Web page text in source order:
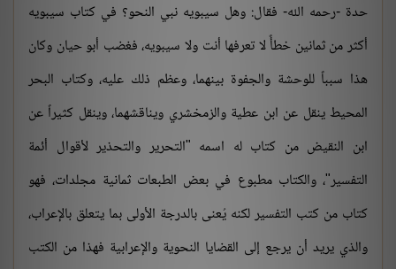
حدة -رحمه الله- فقال: وهل سيبويه نبي النحو؟ في كتاب سيبويه
أكثر من ثمانين خطأً لا تعرفها أنت ولا سيبويه، فغضب أبو حيان وكان
هذا سبباً للوحشة والجفوة بينهما، وعظم ذلك عليه، وكتاب البحر
المحيط ينقل عن ابن عطية والزمخشري ويناقشهما، وينقل كثيراً عن
ابن النقيض من كتاب له اسمه "التحرير والتحذير لأقوال أئمة
التفسير"، والكتاب مطبوع في بعض الطبعات ثمانية مجلدات، فهو
كتاب من كتب التفسير لكنه يُعنى بالدرجة الأولى بما يتعلق بالإعراب،
والذي يريد أن يرجع إلى القضايا النحوية والإعرابية فهذا من الكتب